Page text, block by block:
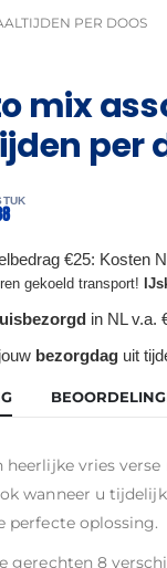
PER DOOS
mix
per
€25: Kosten
gekoeld transport!
in NL v.a.
bezorgdag uit
heerlijke vries
wanneer u
perfecte oplossing.
gerechten 8